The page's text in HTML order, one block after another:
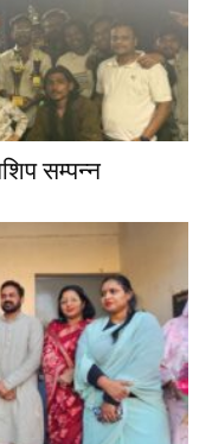
सम्पन्न